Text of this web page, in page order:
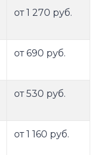
от 1 270 руб.
от 690 руб.
от 530 руб.
от 1 160 руб.